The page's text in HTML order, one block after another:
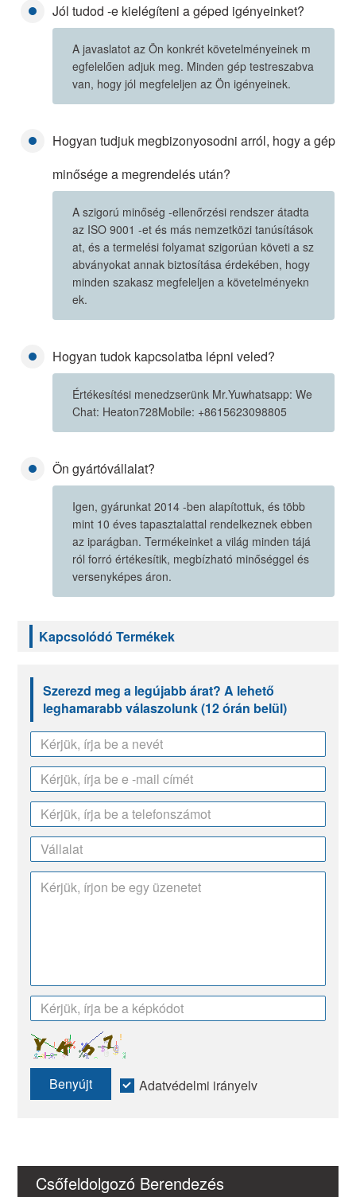
Csőfeldolgozó Berendezés
Jól tudod -e kielégíteni a géped igényeinket?
A javaslatot az Ön konkrét követelményeinek m
egfelelően adjuk meg. Minden gép testreszabva
van, hogy jól megfeleljen az Ön igényeinek.
Hogyan tudjuk megbizonyosodni arról, hogy a gép
minősége a megrendelés után?
A szigorú minőség -ellenőrzési rendszer átadta
az ISO 9001 -et és más nemzetközi tanúsítások
at, és a termelési folyamat szigorúan követi a sz
abványokat annak biztosítása érdekében, hogy
minden szakasz megfeleljen a követelményekn
ek.
Hogyan tudok kapcsolatba lépni veled?
Értékesítési menedzserünk Mr.Yuwhatsapp: We
Chat: Heaton728Mobile: +8615623098805
Ön gyártóvállalat?
Igen, gyárunkat 2014 -ben alapítottuk, és több
mint 10 éves tapasztalattal rendelkeznek ebben
az iparágban. Termékeinket a világ minden tájá
ról forró értékesítik, megbízható minőséggel és
versenyképes áron.
Kapcsolódó Termékek
Szerezd meg a legújabb árat? A lehető
leghamarabb válaszolunk (12 órán belül)
Benyújt Adatvédelmi irányelv